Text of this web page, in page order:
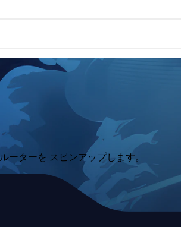
ーターを スピンアップします。